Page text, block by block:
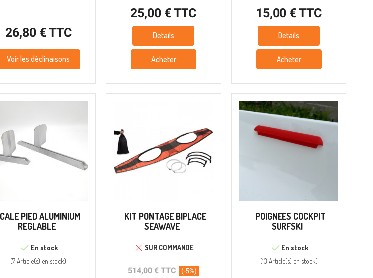
26,80 € TTC
Voir les déclinaisons
25,00 € TTC
Details
Acheter
15,00 € TTC
Details
Acheter
CALE PIED ALUMINIUM
REGLABLE
En stock
(7 Article(s) en stock)
KIT PONTAGE BIPLACE
SEAWAVE
SUR COMMANDE
514,00 € TTC (-5%)
POIGNEES COCKPIT
SURFSKI
En stock
(13 Article(s) en stock)